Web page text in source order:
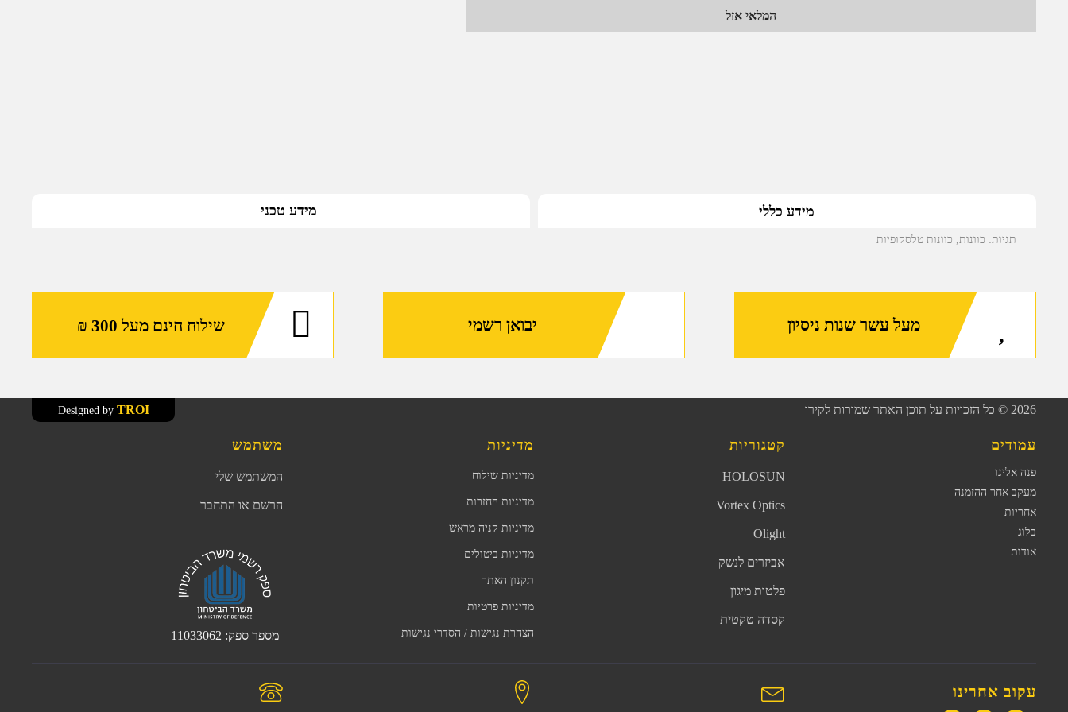
המלאי אזל
מידע כללי מידע טכני
תגיות: כוונות כוונות טלסקופיות
מעל עשר שנות ניסיון יבואן רשמי שילוח חינם מעל 300 ₪
2026 © כל הזכויות על תוכן האתר שמורות לקירו TROI
Designed by
עמודים
פנה אלינו
מעקב אחר ההזמנה
אחריות
בלוג
אודות
קטגוריות
HOLOSUN
Vortex Optics
Olight
אביזרים לנשק
פלטות מיגון
קסדה טקטית
מדיניות
מדיניות שילוח
מדיניות החזרות
מדיניות קניה מראש
מדיניות ביטולים
תקנון האתר
מדיניות פרטיות
הצהרת נגישות / הסדרי נגישות
משתמש
המשתמש שלי
הרשם או התחבר
מספר ספק: 11033062
עקוב אחרינו